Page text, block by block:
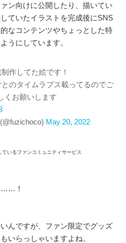
ン向けに公開したり、描いてい
ていたイラストを完成後にSNS
なコンテンツやちょっとした特
うにしています。
作してた絵です！
のタイムラプス載ってるのでご
くお願いします
May 20, 2022
いるファンコミュニティサービス
……！
んですが、ファン限定でグッズ
いらっしゃいますよね。